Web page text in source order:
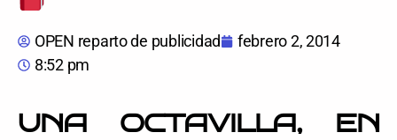
OPEN reparto de publicidad
febrero 2, 2014
8:52 pm
UNA OCTAVILLA, EN